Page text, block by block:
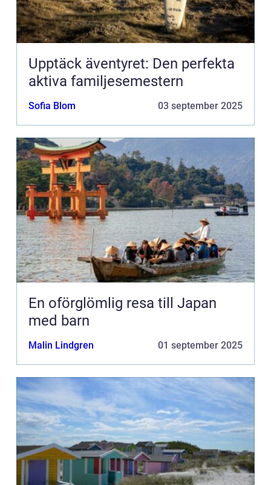
Upptäck äventyret: Den perfekta
aktiva familjesemestern
Sofia Blom 03 september 2025
En oförglömlig resa till Japan
med barn
Malin Lindgren 01 september 2025